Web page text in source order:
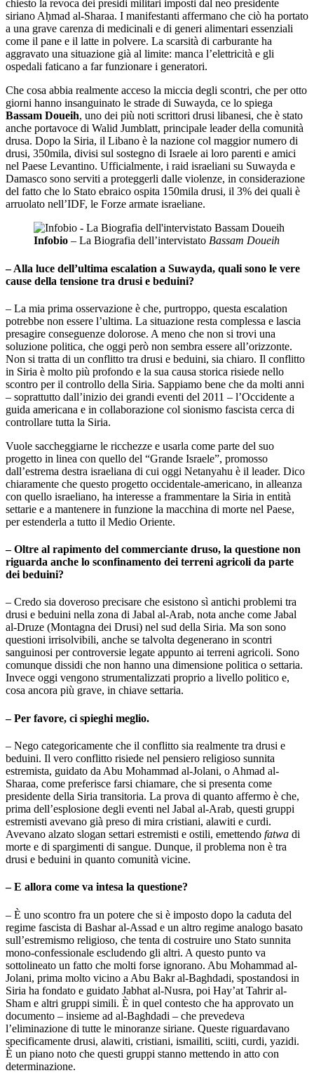
chiesto la revoca dei presidi militari imposti dal neo presidente
siriano Aḥmad al-Sharaa. I manifestanti affermano che ciò ha portato
a una grave carenza di medicinali e di generi alimentari essenziali
come il pane e il latte in polvere. La scarsità di carburante ha
aggravato una situazione già al limite: manca l’elettricità e gli
ospedali faticano a far funzionare i generatori.
Che cosa abbia realmente acceso la miccia degli scontri, che per otto
giorni hanno insanguinato le strade di Suwayda, ce lo spiega
Bassam Doueih, uno dei più noti scrittori drusi libanesi, che è stato
anche portavoce di Walid Jumblatt, principale leader della comunità
drusa. Dopo la Siria, il Libano è la nazione col maggior numero di
drusi, 350mila, divisi sul sostegno di Israele ai loro parenti e amici
nel Paese Levantino. Ufficialmente, i raid israeliani su Suwayda e
Damasco sono serviti a proteggerli dalle violenze, in considerazione
del fatto che lo Stato ebraico ospita 150mila drusi, il 3% dei quali è
arruolato nell’IDF, le Forze armate israeliane.
Infobio – La Biografia dell’intervistato Bassam Doueih
– Alla luce dell’ultima escalation a Suwayda, quali sono le vere
cause della tensione tra drusi e beduini?
– La mia prima osservazione è che, purtroppo, questa escalation
potrebbe non essere l’ultima. La situazione resta complessa e lascia
presagire conseguenze dolorose. A meno che non si trovi una
soluzione politica, che oggi però non sembra essere all’orizzonte.
Non si tratta di un conflitto tra drusi e beduini, sia chiaro. Il conflitto
in Siria è molto più profondo e la sua causa storica risiede nello
scontro per il controllo della Siria. Sappiamo bene che da molti anni
– soprattutto dall’inizio dei grandi eventi del 2011 – l’Occidente a
guida americana e in collaborazione col sionismo fascista cerca di
controllare tutta la Siria.
Vuole saccheggiarne le ricchezze e usarla come parte del suo
progetto in linea con quello del “Grande Israele”, promosso
dall’estrema destra israeliana di cui oggi Netanyahu è il leader. Dico
chiaramente che questo progetto occidentale-americano, in alleanza
con quello israeliano, ha interesse a frammentare la Siria in entità
settarie e a mantenere in funzione la macchina di morte nel Paese,
per estenderla a tutto il Medio Oriente.
– Oltre al rapimento del commerciante druso, la questione non
riguarda anche lo sconfinamento dei terreni agricoli da parte
dei beduini?
– Credo sia doveroso precisare che esistono sì antichi problemi tra
drusi e beduini nella zona di Jabal al-Arab, nota anche come Jabal
al-Druze (Montagna dei Drusi) nel sud della Siria. Ma son sono
questioni irrisolvibili, anche se talvolta degenerano in scontri
sanguinosi per controversie legate appunto ai terreni agricoli. Sono
comunque dissidi che non hanno una dimensione politica o settaria.
Invece oggi vengono strumentalizzati proprio a livello politico e,
cosa ancora più grave, in chiave settaria.
– Per favore, ci spieghi meglio.
– Nego categoricamente che il conflitto sia realmente tra drusi e
beduini. Il vero conflitto risiede nel pensiero religioso sunnita
estremista, guidato da Abu Mohammad al-Jolani, o Ahmad al-
Sharaa, come preferisce farsi chiamare, che si presenta come
presidente della Siria transitoria. La prova di quanto affermo è che,
prima dell’esplosione degli eventi nel Jabal al-Arab, questi gruppi
estremisti avevano già preso di mira cristiani, alawiti e curdi.
Avevano alzato slogan settari estremisti e ostili, emettendo fatwa di
morte e di spargimenti di sangue. Dunque, il problema non è tra
drusi e beduini in quanto comunità vicine.
– E allora come va intesa la questione?
– È uno scontro fra un potere che si è imposto dopo la caduta del
regime fascista di Bashar al-Assad e un altro regime analogo basato
sull’estremismo religioso, che tenta di costruire uno Stato sunnita
mono-confessionale escludendo gli altri. A questo punto va
sottolineato un fatto che molti forse ignorano. Abu Mohammad al-
Jolani, prima molto vicino a Abu Bakr al-Baghdadi, spostandosi in
Siria ha fondato e guidato Jabhat al-Nusra, poi Hay’at Tahrir al-
Sham e altri gruppi simili. È in quel contesto che ha approvato un
documento – insieme ad al-Baghdadi – che prevedeva
l’eliminazione di tutte le minoranze siriane. Queste riguardavano
specificamente drusi, alawiti, cristiani, ismailiti, sciiti, curdi, yazidi.
È un piano noto che questi gruppi stanno mettendo in atto con
determinazione.